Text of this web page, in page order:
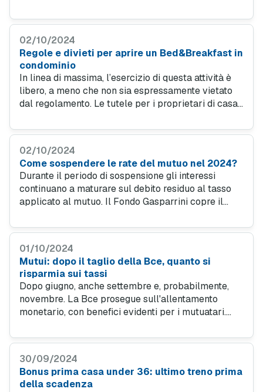
del calo dei tassi sui mutui.
02/10/2024
Regole e divieti per aprire un Bed&Breakfast in
condominio
In linea di massima, l’esercizio di questa attività è
libero, a meno che non sia espressamente vietato
dal regolamento. Le tutele per i proprietari di casa
accesso ai mutui.
02/10/2024
Come sospendere le rate del mutuo nel 2024?
Durante il periodo di sospensione gli interessi
continuano a maturare sul debito residuo al tasso
applicato al mutuo. Il Fondo Gasparrini copre il
mentre il restante 50% resta a carico del
01/10/2024
Mutui: dopo il taglio della Bce, quanto si
risparmia sui tassi
Dopo giugno, anche settembre e, probabilmente,
novembre. La Bce prosegue sull'allentamento
monetario, con benefici evidenti per i mutuatari.
da MutuiOnline.it.
30/09/2024
Bonus prima casa under 36: ultimo treno prima
della scadenza